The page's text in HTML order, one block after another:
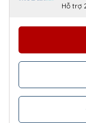
Hỗ trợ